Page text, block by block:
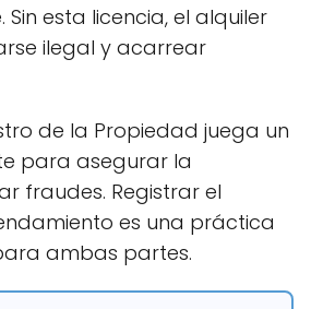
esta licencia, el alquiler
ilegal y acarrear
de la Propiedad juega un
para asegurar la
fraudes. Registrar el
es una práctica
ambas partes.